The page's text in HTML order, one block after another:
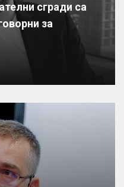
сгради са
за